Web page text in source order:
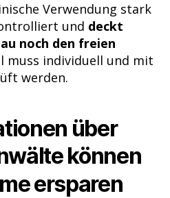
Verwendung stark
und deckt
noch den freien
muss individuell und mit
werden.
über
können
ersparen